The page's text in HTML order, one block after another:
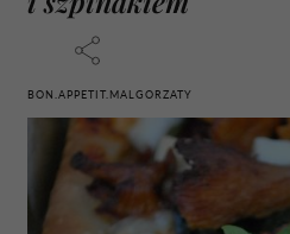
BON.APPETIT.MALGORZATY